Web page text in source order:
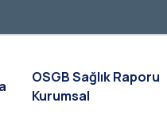
OSGB Sağlık Raporu
Kurumsal